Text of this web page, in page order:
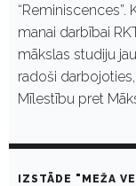
“Reminiscences”.
manai darbībai
mākslas studiju
radoši
Mīlestību pret
IZSTĀDE "MEŽA